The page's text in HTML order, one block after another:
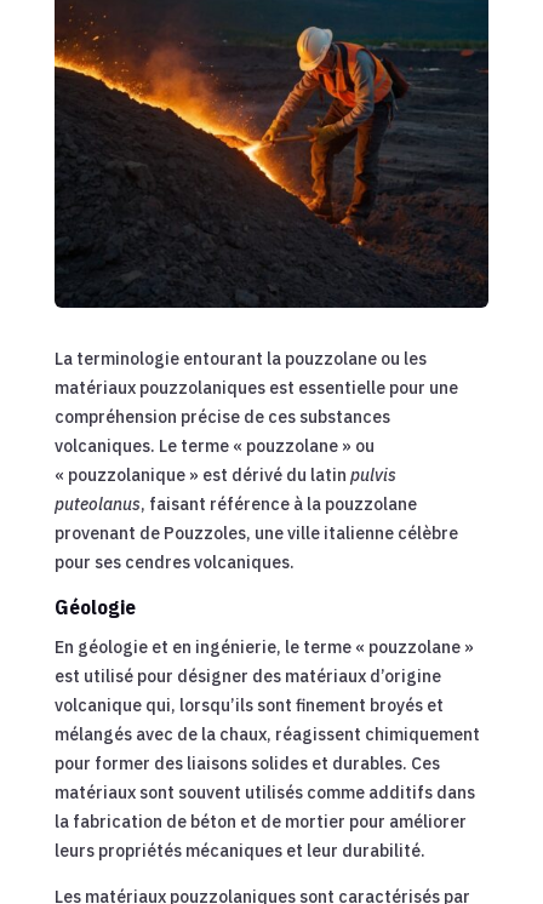
La terminologie entourant la pouzzolane ou les
matériaux pouzzolaniques est essentielle pour une
compréhension précise de ces substances
volcaniques. Le terme « pouzzolane » ou
« pouzzolanique » est dérivé du latin pulvis
puteolanus, faisant référence à la pouzzolane
provenant de Pouzzoles, une ville italienne célèbre
pour ses cendres volcaniques.
Géologie
En géologie et en ingénierie, le terme « pouzzolane »
est utilisé pour désigner des matériaux d’origine
volcanique qui, lorsqu’ils sont finement broyés et
mélangés avec de la chaux, réagissent chimiquement
pour former des liaisons solides et durables. Ces
matériaux sont souvent utilisés comme additifs dans
la fabrication de béton et de mortier pour améliorer
leurs propriétés mécaniques et leur durabilité.
Les matériaux pouzzolaniques sont caractérisés par